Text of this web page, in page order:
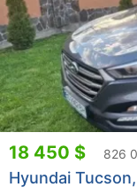
18 450 $ 826
Hyundai